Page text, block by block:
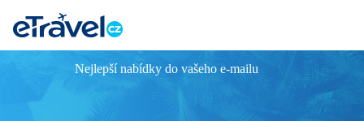
TAMASSA
Informace o hotelu
Nejlepší nabídky do vašeho e-mailu